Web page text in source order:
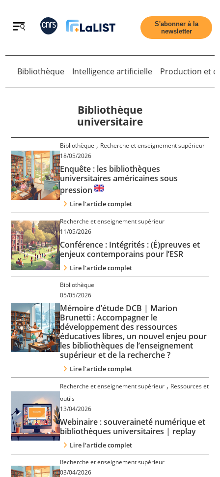
Retour
Tous les articles
Qui sommes nous ?
Contact
Nous suivre
S'abonner à la
newsletter
Bibliothèque Intelligence artificielle Production et
Bibliothèque
universitaire
Bibliothèque , Recherche et enseignement supérieur
18/05/2026
Enquête : les bibliothèques
universitaires américaines sous
pression
Lire l'article complet
Recherche et enseignement supérieur
11/05/2026
Conférence : Intégrités : (É)preuves et
enjeux contemporains pour l’ESR
Lire l'article complet
Bibliothèque
05/05/2026
Mémoire d’étude DCB | Marion
Brunetti : Accompagner le
développement des ressources
éducatives libres, un nouvel enjeu pour
les bibliothèques de l’enseignement
supérieur et de la recherche ?
Lire l'article complet
Recherche et enseignement supérieur , Ressources et
outils
13/04/2026
Webinaire : souveraineté numérique et
bibliothèques universitaires | replay
Lire l'article complet
Recherche et enseignement supérieur
03/04/2026